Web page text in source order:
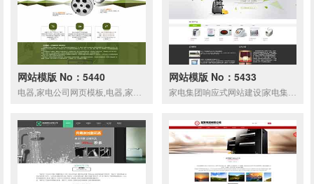
网站模版 No：5440 网站模版 No：5433